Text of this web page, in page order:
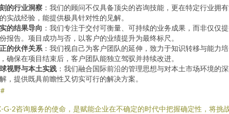
的行业洞察 ：我们的顾问不仅具备顶尖的咨询技能，更在特定行业拥
实战经验，能提供极具针对性的见解。
的结果导向 ：我们专注于交付可衡量、可持续的业务成果，而非仅仅
报告。项目成功与否，以客户的业绩提升为最终标尺。
的伙伴关系 ：我们视自己为客户团队的延伸，致力于知识转移与能力培
确保在项目结束后，客户团队能独立驾驭并持续改进。
视野与本土实践 ：我们融合国际前沿的管理思想与对本土市场环境的
，提供既具前瞻性又切实可行的解决方案。
G-2咨询服务的使命，是赋能企业在不确定的时代中把握确定性，将挑